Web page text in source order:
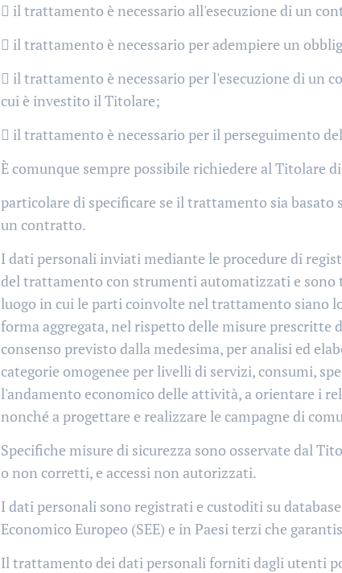
 il trattamento è necessario all'esecuzione di un
 il trattamento è necessario per adempiere un
 il trattamento è necessario per l'esecuzione di un
cui è investito il Titolare;
 il trattamento è necessario per il perseguimento
È comunque sempre possibile richiedere al Titolare
particolare di specificare se il trattamento sia basato
un contratto.
I dati personali inviati mediante le procedure di
del trattamento con strumenti automatizzati e sono
luogo in cui le parti coinvolte nel trattamento siano
forma aggregata, nel rispetto delle misure
consenso previsto dalla medesima, per analisi ed
categorie omogenee per livelli di servizi, consumi,
l'andamento economico delle attività, a orientare i
nonché a progettare e realizzare le campagne di
Specifiche misure di sicurezza sono osservate dal
o non corretti, e accessi non autorizzati.
I dati personali sono registrati e custoditi su
Economico Europeo (SEE) e in Paesi terzi che
Il trattamento dei dati personali forniti dagli utenti